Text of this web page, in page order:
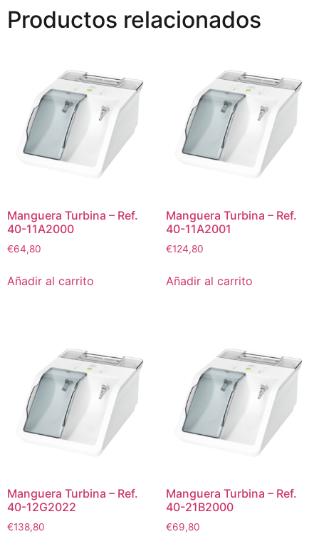
Productos relacionados
Manguera Turbina – Ref.
40-11A2000
€64,80
Añadir al carrito
Manguera Turbina – Ref.
40-11A2001
€124,80
Añadir al carrito
Manguera Turbina – Ref.
40-12G2022
€138,80
Manguera Turbina – Ref.
40-21B2000
€69,80